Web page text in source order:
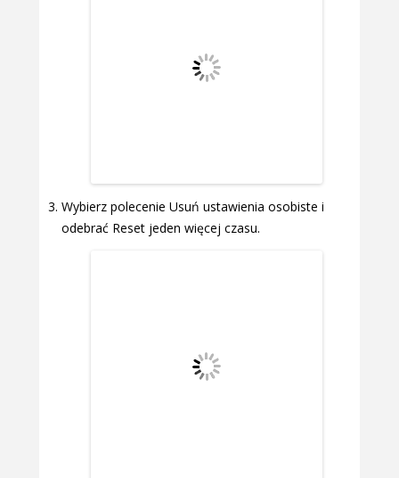
Wybierz polecenie Usuń ustawienia osobiste i
odebrać Reset jeden więcej czasu.